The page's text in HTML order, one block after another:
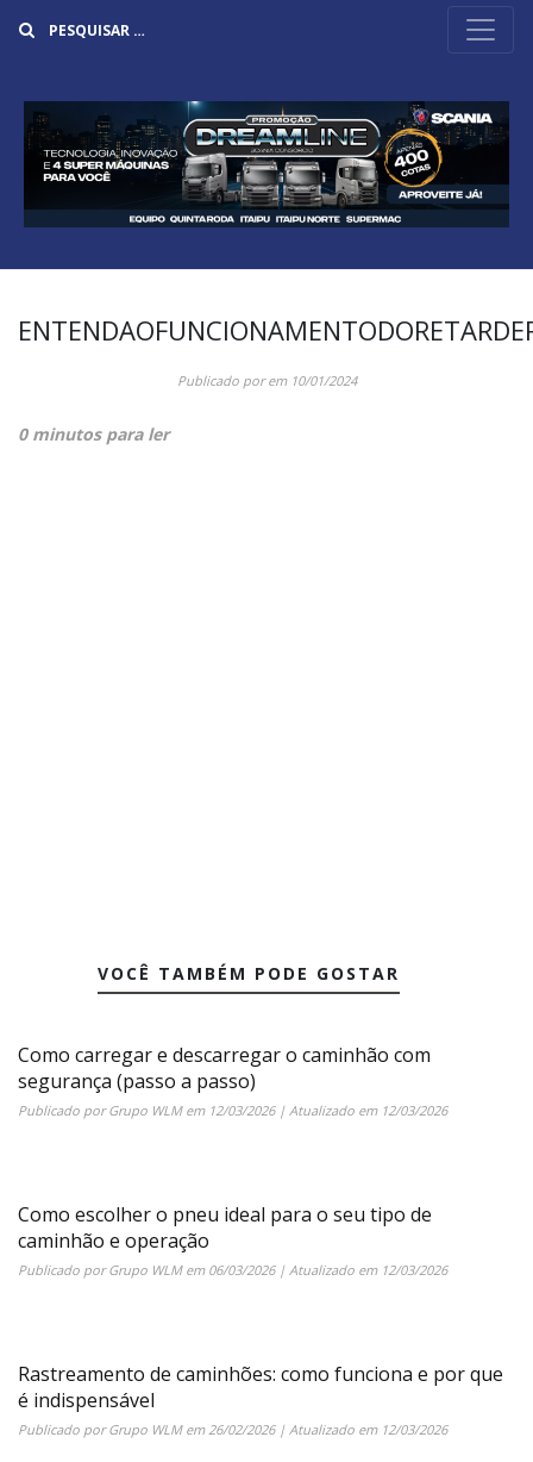
Publicado porem 10/01/2024
0 minutos para ler
VOCÊ TAMBÉM PODE GOSTAR
Como carregar e descarregar o caminhão com
segurança (passo a passo)
Publicado porGrupo WLMem 12/03/2026| Atualizado em 12/03/2026
Como escolher o pneu ideal para o seu tipo de
caminhão e operação
Publicado porGrupo WLMem 06/03/2026| Atualizado em 12/03/2026
Rastreamento de caminhões: como funciona e por que
é indispensável
Publicado porGrupo WLMem26/02/2026| Atualizado em 12/03/2026